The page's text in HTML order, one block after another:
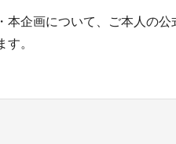
・本企画について、ご本人の
す。